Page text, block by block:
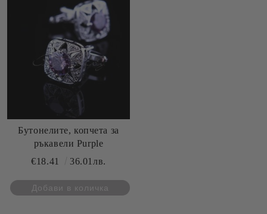
Бутонелите, копчета за
ръкавели Purple
€18.41
36.01лв.